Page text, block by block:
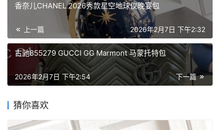
首
品
香奈儿CHANEL 2026秀款星空地球仪晚宴包
上一篇 2026年2月7日 下午2:32
古驰855279 GUCCI GG Marmont 马蒙托特包
下一篇
2026年2月7日 下午2:54
猜你喜欢